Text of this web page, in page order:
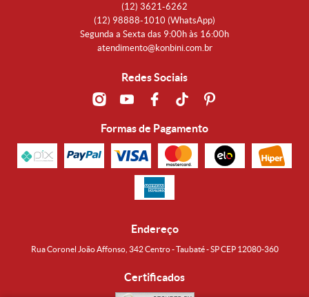
(12) 3621-6262
(12) 98888-1010 (WhatsApp)
Segunda a Sexta das 9:00h às 16:00h
atendimento@konbini.com.br
Redes Sociais
Formas de Pagamento
Endereço
Rua Coronel João Affonso, 342 Centro - Taubaté - SP CEP 12080-360
Certificados